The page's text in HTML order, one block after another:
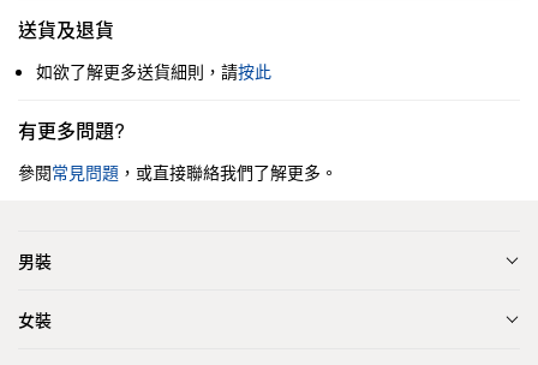
送貨及退貨
如欲了解更多送貨細則，請按此
有更多問題?
參閱常見問題 ，或直接聯絡我們了解更多。
男裝
女裝